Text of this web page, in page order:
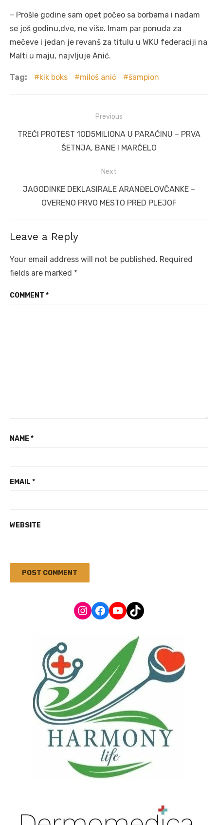
– Prošle godine sam opet počeo sa borbama i nadam
se još godinu,dve, ne više. Imam par ponuda za
mečeve i jedan je revanš za titulu u WKU federaciji na
Malti u maju, najvljuje Anić.
Tag: kik boks miloš anić šampion
navigation
Previous
Previous
TREĆI PROTEST 1OD5MILIONA U PARAĆINU – PRVA
ŠETNJA, BANE I MARČELO
Next
Next
JAGODINKE DEKLASIRALE ARANĐELOVČANKE –
OVERENO PRVO MESTO PRED PLEJOF
Leave a Reply
Your email address will not be published. Required
fields are marked *
COMMENT *
NAME *
EMAIL *
WEBSITE
Instagram
Facebook
YouTube
TikTok